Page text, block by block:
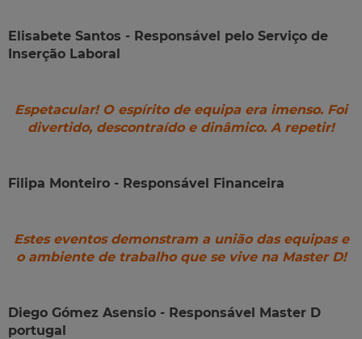
Elisabete Santos - Responsável pelo Serviço de
Inserção Laboral
Espetacular! O espírito de equipa era imenso. Foi
divertido, descontraído e dinâmico. A repetir!
Filipa Monteiro - Responsável Financeira
Estes eventos demonstram a união das equipas e
o ambiente de trabalho que se vive na Master D!
Diego Gómez Asensio - Responsável Master D
portugal